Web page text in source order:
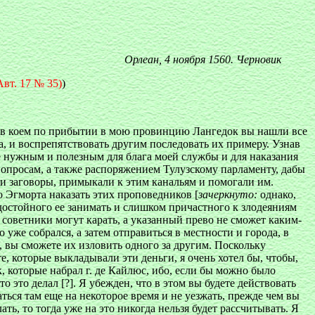
Орлеан, 4 ноября 1560. Черновик
17 № 35))
в коем по прибытии в мою провинцию Лангедок вы нашли все
воспрепятствовать другим последовать их примеру. Узнав
нужным и полезным для блага моей службы и для наказания
а также распоряжением Тулузскому парламенту, дабы
заговоры, примыкали к этим канальям и помогали им.
наказать этих проповедников [зачеркнуто:однако,
ее занимать и слишком причастного к злодеяниям
могут карать, а указанный прево не сможет каким-
собрался, а затем отправиться в местности и города, в
сможете их изловить одного за другим. Поскольку
которые выкладывали эти деньги, я очень хотел бы, чтобы,
которые набрал г. де Кайлюс, ибо, если бы можно было
это делал [?]. Я убежден, что в этом вы будете действовать
там еще на некоторое время и не уезжать, прежде чем вы
то тогда уже на это никогда нельзя будет рассчитывать. Я